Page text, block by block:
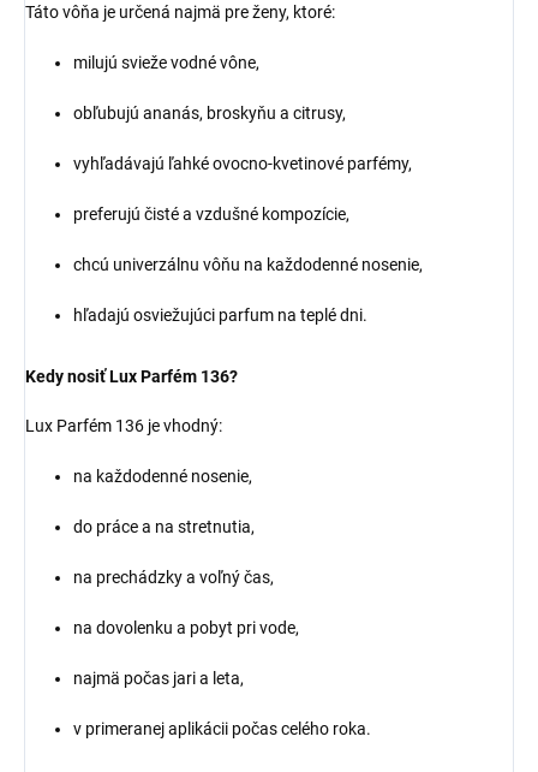
Táto vôňa je určená najmä pre ženy, ktoré:
milujú svieže vodné vône,
obľubujú ananás, broskyňu a citrusy,
vyhľadávajú ľahké ovocno-kvetinové parfémy,
preferujú čisté a vzdušné kompozície,
chcú univerzálnu vôňu na každodenné nosenie,
hľadajú osviežujúci parfum na teplé dni.
Kedy nosiť Lux Parfém 136?
Lux Parfém 136 je vhodný:
na každodenné nosenie,
do práce a na stretnutia,
na prechádzky a voľný čas,
na dovolenku a pobyt pri vode,
najmä počas jari a leta,
v primeranej aplikácii počas celého roka.